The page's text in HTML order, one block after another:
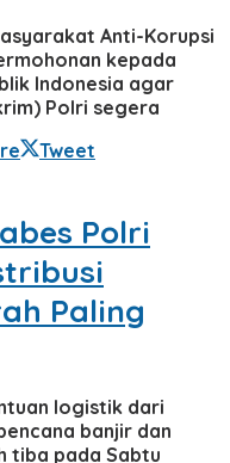
Anti-Korupsi
kepada
Indonesia agar
Polri segera
Tweet
Polri
Paling
logistik dari
banjir dan
tiba pada Sabtu